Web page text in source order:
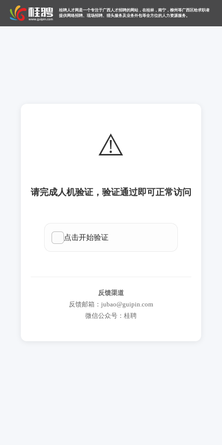
桂聘人才网是一个专注于广西人才招聘的网站，在桂林，南宁，柳州等广西区给求职者
提供网络招聘、现场招聘、猎头服务及业务外包等全方位的人力资源服务。
⚠️
请完成人机验证，验证通过即可正常访问
反馈渠道
反馈邮箱：jubao@guipin.com
微信公众号：桂聘